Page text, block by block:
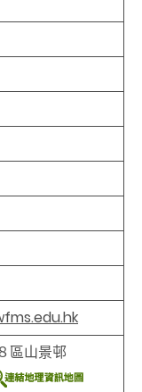
區山景邨